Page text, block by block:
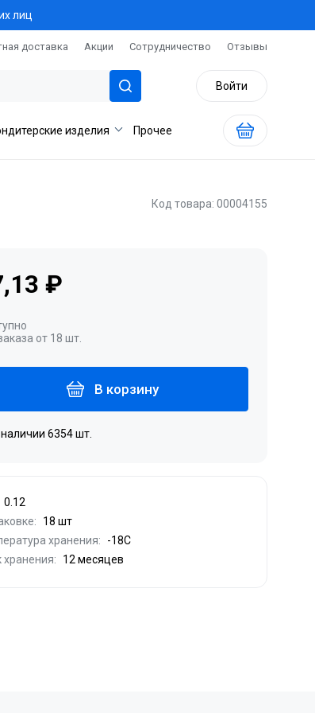
лиц
доставка Акции Сотрудничество Отзывы
Войти
изделия Прочее
Код товара: 00004155
₽
от 18 шт.
В корзину
6354 шт.
0.12
18 шт
хранения:
-18С
хранения:
12 месяцев